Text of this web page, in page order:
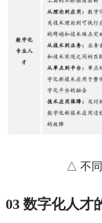
△ 不
03 数字化人才